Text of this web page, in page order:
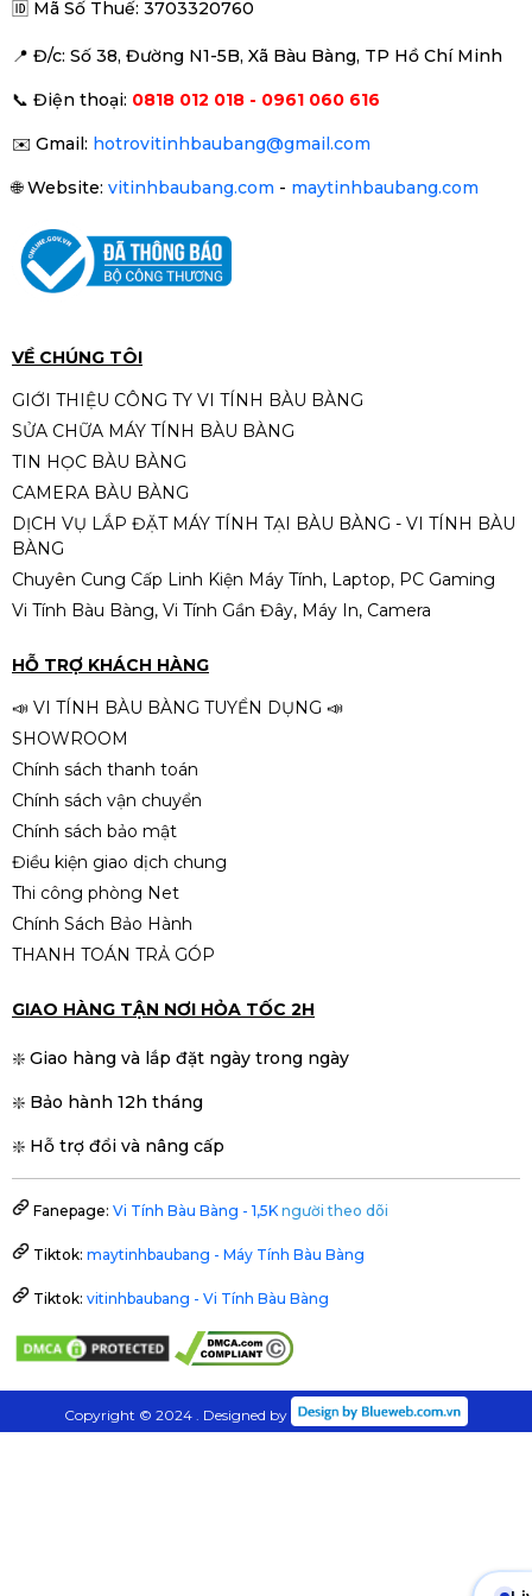
DS-2CD1327G0-LUF
🆔 Mã Số Thuế: 3703320760
📍 Đ/c: Số 38, Đường N1-5B, Xã Bàu Bàng, TP Hồ Chí Minh
📞 Điện thoại: 0818 012 018 - 0961 060 616
✉️ Gmail: hotrovitinhbaubang@gmail.com
🌐Website: vitinhbaubang.com - maytinhbaubang.com
VỀ CHÚNG TÔI
GIỚI THIỆU CÔNG TY VI TÍNH BÀU BÀNG
SỬA CHỮA MÁY TÍNH BÀU BÀNG
TIN HỌC BÀU BÀNG
CAMERA BÀU BÀNG
DỊCH VỤ LẮP ĐẶT MÁY TÍNH TẠI BÀU BÀNG - VI TÍNH BÀU
BÀNG
Chuyên Cung Cấp Linh Kiện Máy Tính, Laptop, PC Gaming
Vi Tính Bàu Bàng, Vi Tính Gần Đây, Máy In, Camera
HỖ TRỢ KHÁCH HÀNG
📣 VI TÍNH BÀU BÀNG TUYỂN DỤNG 📣
SHOWROOM
Chính sách thanh toán
Chính sách vận chuyển
Chính sách bảo mật
Điều kiện giao dịch chung
Thi công phòng Net
Chính Sách Bảo Hành
THANH TOÁN TRẢ GÓP
GIAO HÀNG TẬN NƠI HỎA TỐC 2H
❇️ Giao hàng và lắp đặt ngày trong ngày
❇️ Bảo hành 12h tháng
❇️ Hỗ trợ đổi và nâng cấp
Fanepage: Vi Tính Bàu Bàng - 1,5K người theo dõi
Tiktok: maytinhbaubang - Máy Tính Bàu Bàng
Tiktok: vitinhbaubang - Vi Tính Bàu Bàng
Copyright © 2024 . Designed by